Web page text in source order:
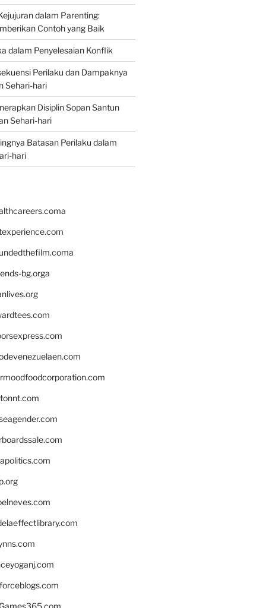
dalam Parenting:
Contoh yang Baik
dalam Penyelesaian Konflik
Perilaku dan Dampaknya
Sehari-hari
Disiplin Sopan Santun
Sehari-hari
Batasan Perilaku dalam
hari
bg.orga